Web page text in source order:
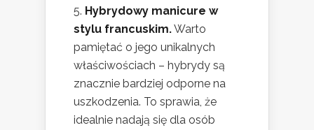
Hybrydowy manicure w
stylu francuskim.Warto
pamiętać o jego unikalnych
właściwościach – hybrydy są
znacznie bardziej odporne na
uszkodzenia. To sprawia, że
idealnie nadają się dla osób